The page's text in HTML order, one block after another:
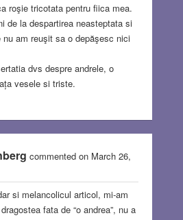
roşie tricotata pentru fiica mea.
de la despartirea neasteptata si
nu am reuşit sa o depăşesc nici
dvs despre andrele, o
vesele si triste.
commented on March 26,
si melancolicul articol, mi-am
fata de “o andrea”, nu a